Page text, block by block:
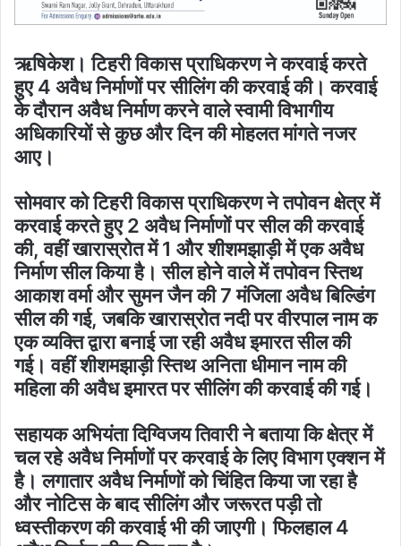
ऋषिकेश। टिहरी विकास प्राधिकरण ने करवाई करते
हुए 4 अवैध निर्माणों पर सीलिंग की करवाई की। करवाई
के दौरान अवैध निर्माण करने वाले स्वामी विभागीय
अधिकारियों से कुछ और दिन की मोहलत मांगते नजर
आए।
सोमवार को टिहरी विकास प्राधिकरण ने तपोवन क्षेत्र में
करवाई करते हुए 2 अवैध निर्माणों पर सील की करवाई
की, वहीं खारास्रोत में 1 और शीशमझाड़ी में एक अवैध
निर्माण सील किया है। सील होने वाले में तपोवन स्तिथ
आकाश वर्मा और सुमन जैन की 7 मंजिला अवैध बिल्डिंग
सील की गई, जबकि खारास्रोत नदी पर वीरपाल नाम क
एक व्यक्ति द्वारा बनाई जा रही अवैध इमारत सील की
गई। वहीं शीशमझाड़ी स्तिथ अनिता धीमान नाम की
महिला की अवैध इमारत पर सीलिंग की करवाई की गई।
सहायक अभियंता दिग्विजय तिवारी ने बताया कि क्षेत्र में
चल रहे अवैध निर्माणों पर करवाई के लिए विभाग एक्शन में
है। लगातार अवैध निर्माणों को चिंहित किया जा रहा है
और नोटिस के बाद सीलिंग और जरूरत पड़ी तो
ध्वस्तीकरण की करवाई भी की जाएगी। फिलहाल 4